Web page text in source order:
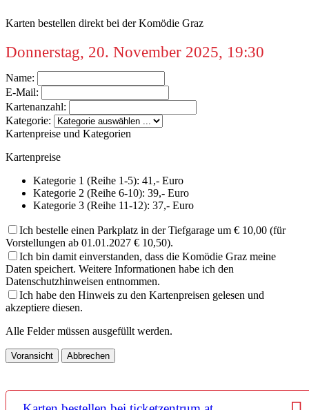
Karten bestellen direkt bei der Komödie Graz
Donnerstag, 20. November 2025, 19:30
Name:
E-Mail:
Kartenanzahl:
Kategorie:
Kartenpreise und Kategorien
Kartenpreise
Kategorie 1 (Reihe 1-5): 41,- Euro
Kategorie 2 (Reihe 6-10): 39,- Euro
Kategorie 3 (Reihe 11-12): 37,- Euro
Ich bestelle einen Parkplatz in der Tiefgarage um € 10,00 (für
Vorstellungen ab 01.01.2027 € 10,50).
Ich bin damit einverstanden, dass die Komödie Graz meine
Daten speichert. Weitere Informationen habe ich den
Datenschutzhinweisen entnommen.
Ich habe den Hinweis zu den Kartenpreisen gelesen und
akzeptiere diesen.
Alle Felder müssen ausgefüllt werden.